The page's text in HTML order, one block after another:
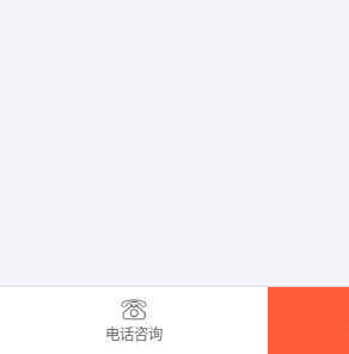
电话咨询